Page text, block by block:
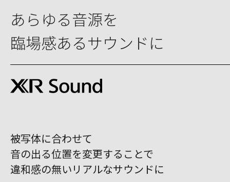
あらゆる音源を
臨場感あるサウンドに
被写体に合わせて
音の出る位置を変更することで
違和感の無いリアルなサウンドに